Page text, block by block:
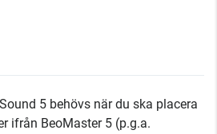
5 behövs när du ska placera
ifrån BeoMaster 5 (p.g.a.